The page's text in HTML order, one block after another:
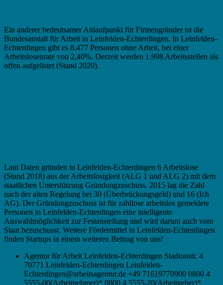
Ein anderer bedeutsamer Anlaufpunkt für Firmengründer ist die
Bundesanstalt für Arbeit in Leinfelden-Echterdingen. In Leinfelden-
Echterdingen gibt es 8.477 Personen ohne Arbeit, bei einer
Arbeitslosenrate von 2,40%. Derzeit werden 1.998 Arbeitsstellen als
offen aufgelistet (Stand 2020).
Laut Daten gründen in Leinfelden-Echterdingen 6 Arbeitslose
(Stand 2018) aus der Arbeitslosigkeit (ALG 1 und ALG 2) mit dem
staatlichen Unterstützung Gründungzuschuss. 2015 lag die Zahl
nach der alten Regelung bei 30 (Überbrückungsgeld) und 16 (Ich
AG). Der Gründungzuschuss ist für zahllose arbeitslos gemeldete
Personen in Leinfelden-Echterdingen eine intelligente
Auswahlmöglichkeit zur Festanstellung und wird darum auch vom
Staat bezuschusst. Weitere Fördermittel in Leinfelden-Echterdingen
finden Startups in einem weiteren Beitrag von uns!
Agentur für Arbeit Leinfelden-Echterdingen Stadionstr. 4
70771 Leinfelden-Echterdingen Leinfelden-
Echterdingen@arbeitsagentur.de +49 71619770900 0800 4
5555-00(Arbeitnehmer)* 0800 4 5555-20(Arbeitgeber)*